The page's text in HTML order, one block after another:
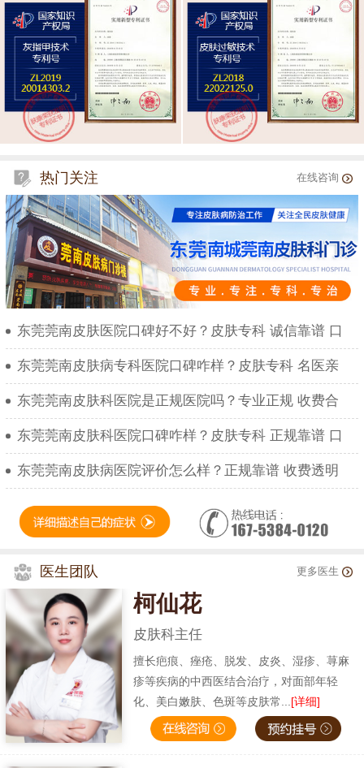
热门关注 在线咨询
东莞莞南皮肤医院口碑好不好？皮肤专科 诚信靠谱 口
东莞莞南皮肤病专科医院口碑咋样？皮肤专科 名医亲
东莞莞南皮肤科医院是正规医院吗？专业正规 收费合
东莞莞南皮肤科医院口碑咋样？皮肤专科 正规靠谱 口
东莞莞南皮肤病医院评价怎么样？正规靠谱 收费透明
医生团队 更多医生
柯仙花
皮肤科主任
擅长疤痕、痤疮、脱发、皮炎、湿疹、荨麻
疹等疾病的中西医结合治疗，对面部年轻
化、美白嫩肤、色斑等皮肤常... [详细]